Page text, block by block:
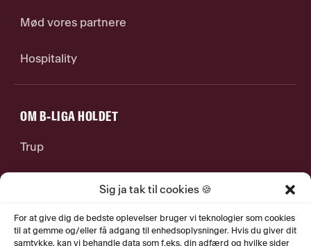
Sig ja tak til cookies 🍪
For at give dig de bedste oplevelser bruger vi teknologier som cookies
til at gemme og/eller få adgang til enhedsoplysninger. Hvis du giver dit
samtykke, kan vi behandle data som f.eks. din adfærd og hvilke sider
Mød vores partnere
Hospitality
OM B-LIGA HOLDET
Trup
Jobs